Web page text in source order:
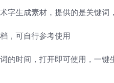
字生成素材，提供的是关键词
，可自行参考使用
的时间，打开即可使用，一键